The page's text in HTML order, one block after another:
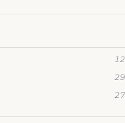
12
29
27